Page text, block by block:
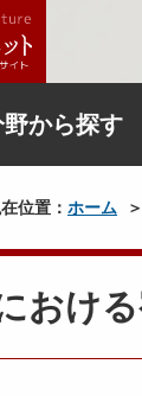
野から探す
位置： ホーム
おけ